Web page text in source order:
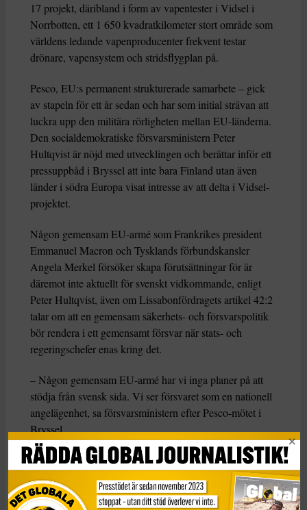
17 projekt, däribland i form av vapentester i Vidsel i
Norrbotten, ett 1 650 kvadratkilometer stort område som
världens ledande vapenproducenter frekvent testar
drönare, vapensystem och stridsflygplan på.
Pesco, EU:s permanent strukturerade samarbete – gick
av stapeln för ett år sedan och har som initial strävan att
luckra upp den militära rörligheten mellan EU-länderna.
Den socialdemokratiske försvarsministern Peter
Hultqvist är nöjd med utvecklingen och berättar inför ett
pressuppbåd i Bryssel att inte bara Finland utan även
länder i södra Europa visat intresse av att delta i Vidsel-
projektet.
Någon gemensam EU-armé som Frankrikes president
Emmanuel Macron och Tysklands förbundskansler
Angela Merkel försöker skapa förutsättningar för är
däremot inte aktuellt för svenskt vidkommande, enligt
Peter Hultqvist, även om Lissabonfördragets artikel 42:2
talar om att en gemensam säkerhets- och försvarspolitik
bör rendera i ett gemensamt försvar när stats- och
regeringschefer enas kring det.
– Någon gemensam EU-armé har vi inga planer på att
stödja från svensk sida. Vi ser försvaret som en nationell
angelägenhet, sa försvarsministern efter Pesco-mötet i
Bryssel.
KATEGORI
Nyheter